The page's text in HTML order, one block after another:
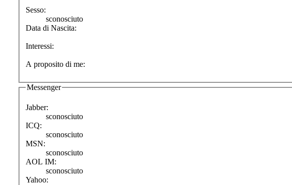
Sesso:
sconosciuto
Data di Nascita:
Interessi:
A proposito di me:
Messenger
Jabber:
sconosciuto
ICQ:
sconosciuto
MSN:
sconosciuto
AOL IM:
sconosciuto
Yahoo: